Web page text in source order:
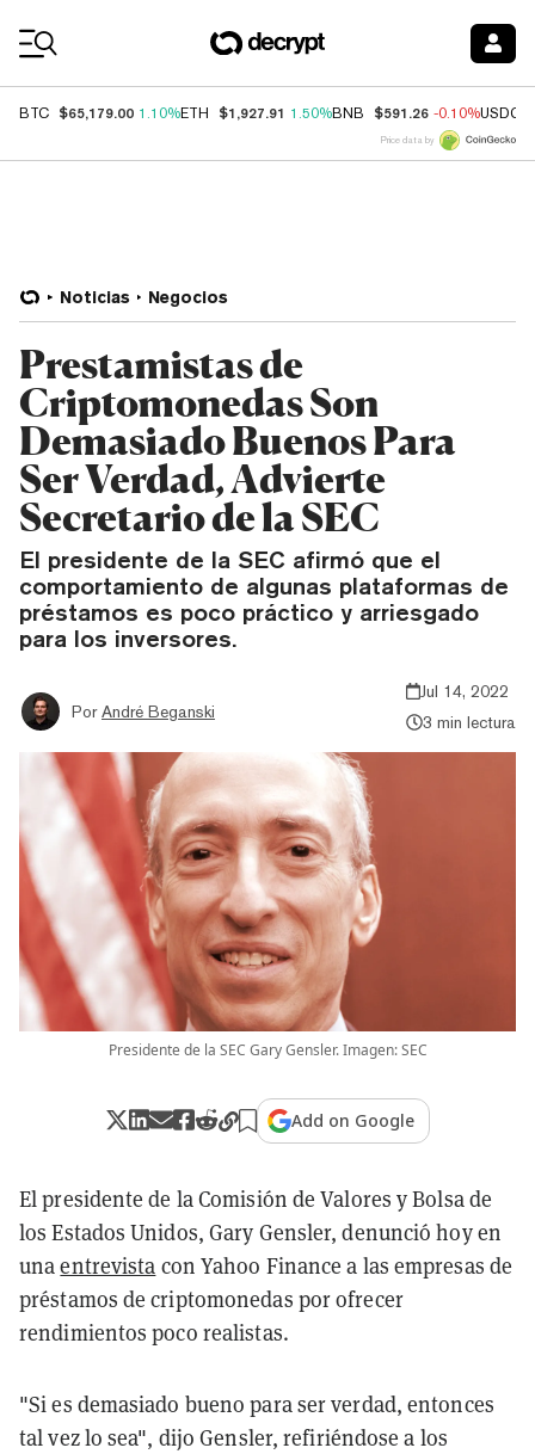
BTC $65,179.00 1.10%ETH $1,927.91 1.50%BNB $591.26 -0.10%USDC
Price data by
Noticias Negocios
Prestamistas de
Criptomonedas Son
Demasiado Buenos Para
Ser Verdad, Advierte
Secretario de la SEC
El presidente de la SEC afirmó que el
comportamiento de algunas plataformas de
préstamos es poco práctico y arriesgado
para los inversores.
Por André Beganski
Jul 14, 2022
3 min lectura
Presidente de la SEC Gary Gensler. Imagen: SEC
Add on Google
El presidente de la Comisión de Valores y Bolsa de
los Estados Unidos, Gary Gensler, denunció hoy en
unaentrevista con Yahoo Finance a las empresas de
préstamos de criptomonedas por ofrecer
rendimientos poco realistas.
"Si es demasiado bueno para ser verdad, entonces
tal vez lo sea", dijo Gensler, refiriéndose a los